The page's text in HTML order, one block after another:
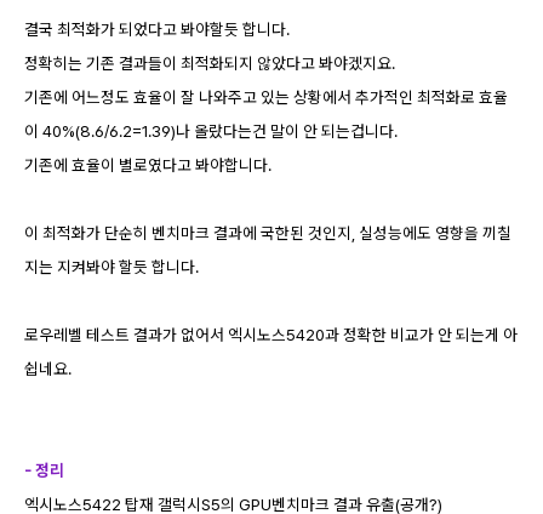
결국 최적화가 되었다고 봐야할듯 합니다.
정확히는 기존 결과들이 최적화되지 않았다고 봐야겠지요.
기존에 어느정도 효율이 잘 나와주고 있는 상황에서 추가적인 최적화로 효율
이 40%(8.6/6.2=1.39)나 올랐다는건 말이 안 되는겁니다.
기존에 효율이 별로였다고 봐야합니다.
이 최적화가 단순히 벤치마크 결과에 국한된 것인지, 실성능에도 영향을 끼칠
지는 지켜봐야 할듯 합니다.
로우레벨 테스트 결과가 없어서 엑시노스5420과 정확한 비교가 안 되는게 아
쉽네요.
- 정리
엑시노스5422 탑재 갤럭시S5의 GPU벤치마크 결과 유출(공개?)